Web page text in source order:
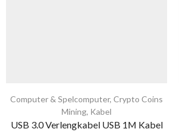
Computer & Spelcomputer, Crypto Coins
Mining, Kabel
USB 3.0 Verlengkabel USB 1M Kabel